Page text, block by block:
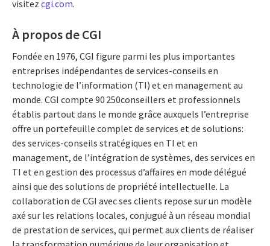
visitez cgi.com.
À propos de CGI
Fondée en 1976, CGI figure parmi les plus importantes
entreprises indépendantes de services-conseils en
technologie de l’information (TI) et en management au
monde. CGI compte 90 250conseillers et professionnels
établis partout dans le monde grâce auxquels l’entreprise
offre un portefeuille complet de services et de solutions:
des services-conseils stratégiques en TI et en
management, de l’intégration de systèmes, des services en
TI et en gestion des processus d’affaires en mode délégué
ainsi que des solutions de propriété intellectuelle. La
collaboration de CGI avec ses clients repose sur un modèle
axé sur les relations locales, conjugué à un réseau mondial
de prestation de services, qui permet aux clients de réaliser